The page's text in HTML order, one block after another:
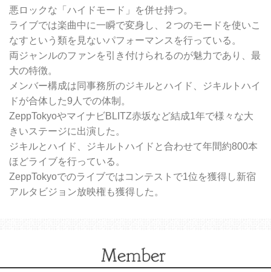
悪ロックな「ハイドモード」を併せ持つ。
ライブでは楽曲中に一瞬で変身し、２つのモードを使いこ
なすという類を見ないパフォーマンスを行っている。
両ジャンルのファンを引き付けられるのが魅力であり、最
大の特徴。
メンバー構成は同事務所のジキルとハイド、ジキルトハイ
ドが合体した9人での体制。
ZeppTokyoやマイナビBLITZ赤坂など結成1年で様々な大
きいステージに出演した。
ジキルとハイド、ジキルトハイドと合わせて年間約800本
ほどライブを行っている。
ZeppTokyoでのライブではコンテストで1位を獲得し新宿
アルタビジョン放映権も獲得した。